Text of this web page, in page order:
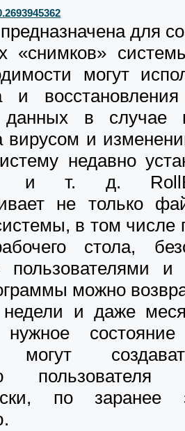
для
«снимков»
могут
и
данных в случае
вирусом и
недавно
и т. д.
не только
в том числе
стола,
пользователями
можно
и даже
нужное
могут
по заранее